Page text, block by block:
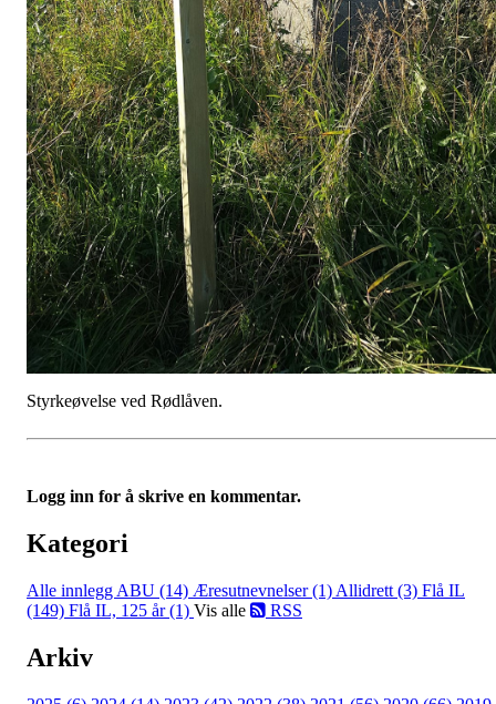
Styrkeøvelse ved Rødlåven.
Logg inn for å skrive en kommentar.
Kategori
Alle innlegg ABU (14) Æresutnevnelser (1) Allidrett (3) Flå IL
(149) Flå IL, 125 år (1) Vis alle RSS
Arkiv